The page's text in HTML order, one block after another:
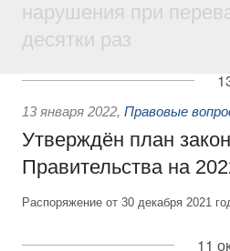
нарушения при
десятки раз
13 января 2022, Правовые
Утверждён план
Правительства на
Распоряжение от 30 декабря 2021
11